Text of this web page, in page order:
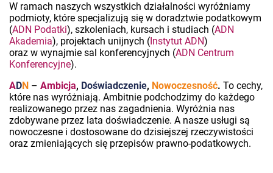
W ramach naszych wszystkich działalności wyróżniamy
podmioty, które specjalizują się w doradztwie podatkowym
(ADN Podatki), szkoleniach, kursach i studiach (ADN
Akademia), projektach unijnych ( Instytut ADN)
oraz w wynajmie sal konferencyjnych (ADN Centrum
Konferencyjne).
ADN – Ambicja, Doświadczenie, Nowoczesność. To cechy,
które nas wyróżniają. Ambitnie podchodzimy do każdego
realizowanego przez nas zagadnienia. Wyróżnia nas
zdobywane przez lata doświadczenie. A nasze usługi są
nowoczesne i dostosowane do dzisiejszej rzeczywistości
oraz zmieniających się przepisów prawno-podatkowych.